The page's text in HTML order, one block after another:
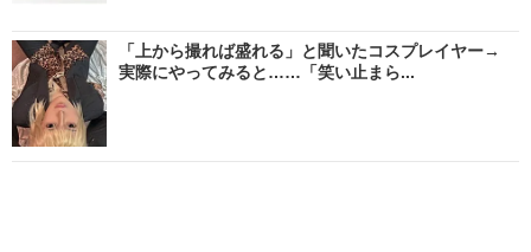
「上から撮れば盛れる」と聞いたコスプレイヤー→
実際にやってみると……「笑い止まら...